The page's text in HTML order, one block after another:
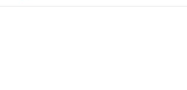
望11:08
田馥甄否认S.H.E将开演唱会 称不是故意